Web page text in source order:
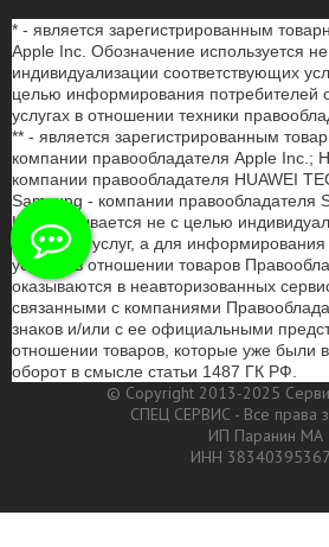
* - является зарегистрированным
Apple Inc. Обозначение используется
индивидуализации соответствующих
целью информирования потребителей
услугах в отношении техники
** - является зарегистрированным
компании правообладателя Apple Inc.;
компании правообладателя HUAWEI
Samsung - компании правообладателя
Ltd. Указывается не с целью
товаров и услуг, а для
услугах в отношении товаров
оказываются в неавторизованных
связанными с компаниями
знаков и/или с ее официальными
отношении товаров, которые уже были
оборот в смысле статьи 1487 ГК РФ.
© Copyright 2013-2025
СПЕЦ СЕРВИС - Все права
ИП Паранин МА
ИНН